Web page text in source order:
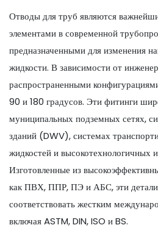
Отводы для труб являются
элементами в современной
предназначенными для изменения
жидкости. В зависимости от
распространенными
90 и 180 градусов. Эти фитинги
муниципальных подземных сетях,
зданий (DWV), системах
жидкостей и высокотехнологичных
Изготовленные из
как ПВХ, ППР, ПЭ и АБС, эти
соответствовать жестким
включая ASTM, DIN, ISO и BS.